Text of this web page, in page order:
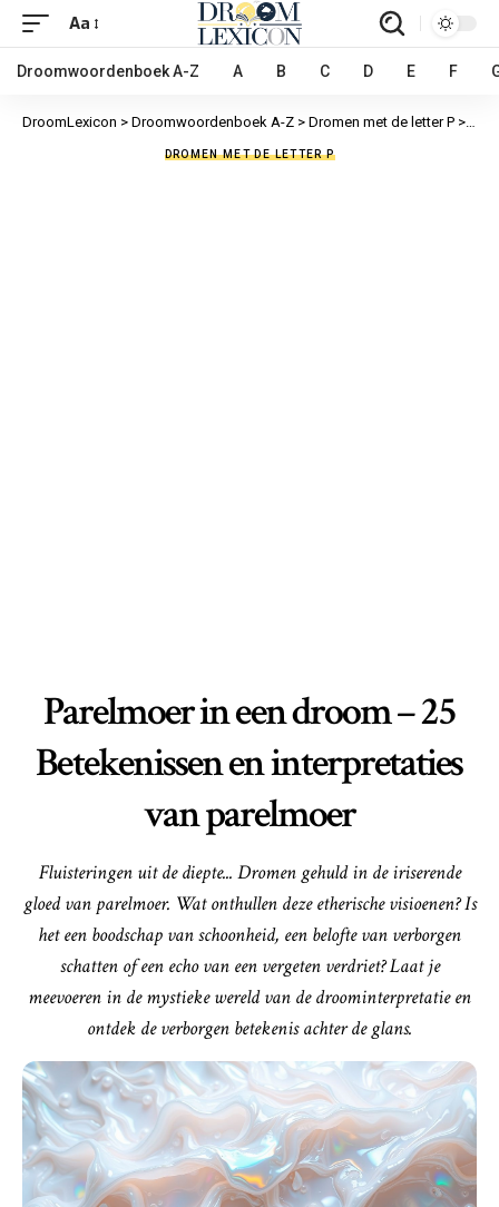
Aa
Droomwoordenboek A-Z A B C D E F
DroomLexicon > Droomwoordenboek A-Z > Dromen met de letter P >
DROMEN MET DE LETTER P
Parelmoer in een droom – 25
Betekenissen en interpretaties
van parelmoer
Fluisteringen uit de diepte... Dromen gehuld in de iriserende
gloed van parelmoer. Wat onthullen deze etherische visioenen? Is
het een boodschap van schoonheid, een belofte van verborgen
schatten of een echo van een vergeten verdriet? Laat je
meevoeren in de mystieke wereld van de droominterpretatie en
ontdek de verborgen betekenis achter de glans.